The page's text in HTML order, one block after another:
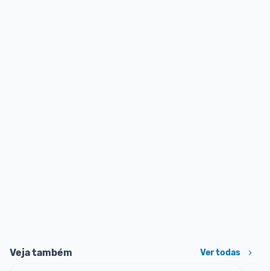
Veja também Ver todas